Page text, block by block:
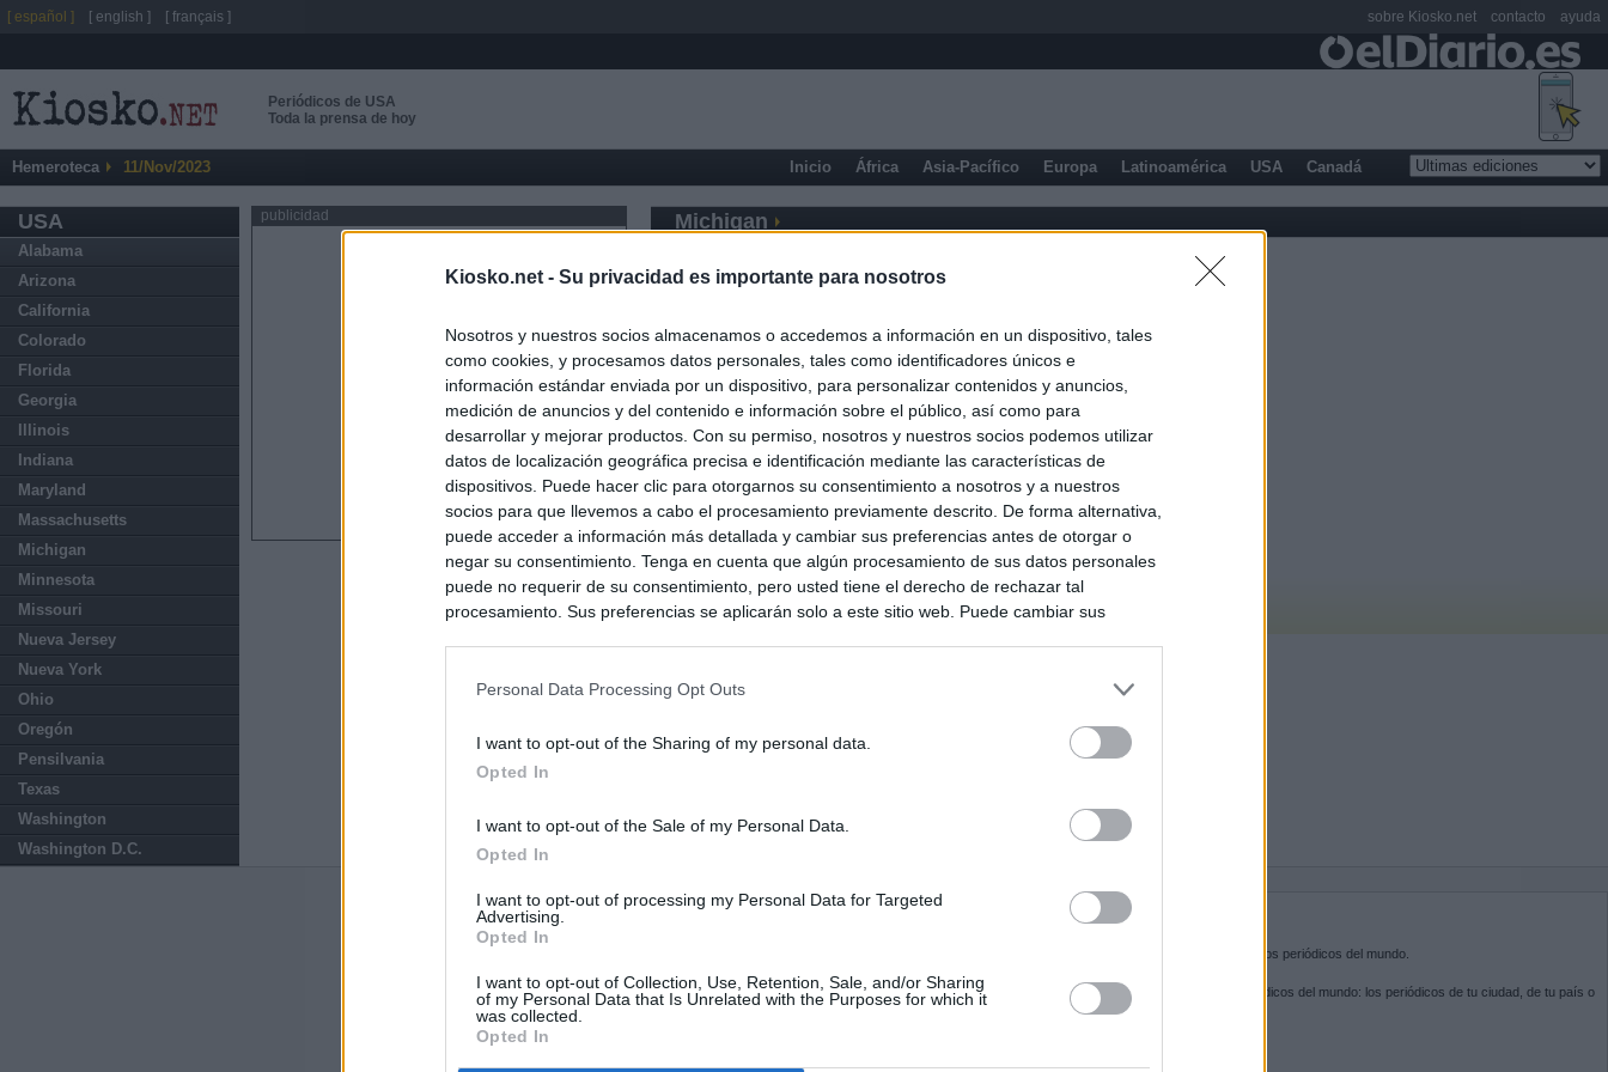
Kiosko.net - Su privacidad es importante para nosotros
Nosotros y nuestros socios almacenamos o accedemos a información en un dispositivo, tales
como cookies, y procesamos datos personales, tales como identificadores únicos e
información estándar enviada por un dispositivo, para personalizar contenidos y anuncios,
medición de anuncios y del contenido e información sobre el público, así como para
desarrollar y mejorar productos. Con su permiso, nosotros y nuestros socios podemos utilizar
datos de localización geográfica precisa e identificación mediante las características de
dispositivos. Puede hacer clic para otorgarnos su consentimiento a nosotros y a nuestros
socios para que llevemos a cabo el procesamiento previamente descrito. De forma alternativa,
puede acceder a información más detallada y cambiar sus preferencias antes de otorgar o
negar su consentimiento. Tenga en cuenta que algún procesamiento de sus datos personales
puede no requerir de su consentimiento, pero usted tiene el derecho de rechazar tal
procesamiento. Sus preferencias se aplicarán solo a este sitio web. Puede cambiar sus
Personal Data Processing Opt Outs
I want to opt-out of the Sharing of my personal data.
Opted In
I want to opt-out of the Sale of my Personal Data.
Opted In
I want to opt-out of processing my Personal Data for Targeted
Advertising.
Opted In
I want to opt-out of Collection, Use, Retention, Sale, and/or Sharing
of my Personal Data that Is Unrelated with the Purposes for which it
was collected.
Opted In
Periódicos de USA
Toda la prensa de hoy
Hemeroteca 11/Nov/2023 Inicio África Asia-Pacífico Europa Latinoamérica USA Canadá
USA
Alabama
Arizona
California
Colorado
Florida
Georgia
Illinois
Indiana
Maryland
Massachusetts
Michigan
Minnesota
Missouri
Nueva Jersey
Nueva York
Ohio
Oregón
Pensilvania
Texas
Washington
Washington D.C.
publicidad Michigan
Últimas noticias
que Madrid no tiene residencia oficial para la presidenta"
El Gobierno de Ayuso no puede destinar directamente la venta del ático de
SOBRE KIOSKO.NET
es la puerta de entrada a los periódicos del mundo.
Navega por las portadas de los periódicos del mundo: los periódicos de tu ciudad, de tu país o
del otro extremo del mundo.
[ español ] [ english ] [ français ] sobre Kiosko.net contacto ayuda